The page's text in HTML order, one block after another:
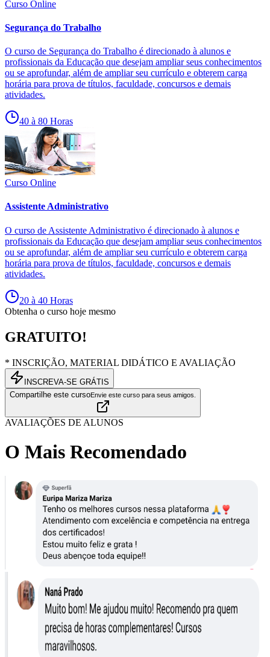
Curso Online
Segurança do Trabalho
O curso de Segurança do Trabalho é direcionado à alunos e
profissionais da Educação que desejam ampliar seus conhecimentos
ou se aprofundar, além de ampliar seu currículo e obterem carga
horária para prova de títulos, faculdade, concursos e demais
atividades.
40 à 80 Horas
Curso Online
Assistente Administrativo
O curso de Assistente Administrativo é direcionado à alunos e
profissionais da Educação que desejam ampliar seus conhecimentos
ou se aprofundar, além de ampliar seu currículo e obterem carga
horária para prova de títulos, faculdade, concursos e demais
atividades.
20 à 40 Horas
Obtenha o curso hoje mesmo
GRATUITO!
* INSCRIÇÃO, MATERIAL DIDÁTICO E AVALIAÇÃO
INSCREVA-SE GRÁTIS
Compartilhe este cursoEnvie este curso para seus amigos.
AVALIAÇÕES DE ALUNOS
O Mais Recomendado